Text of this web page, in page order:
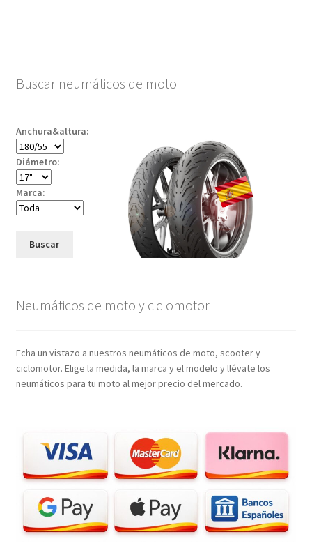
Buscar neumáticos de moto
Anchura&altura:
Diámetro:
Marca:
Buscar
Neumáticos de moto y ciclomotor
Echa un vistazo a nuestros neumáticos de moto, scooter y
ciclomotor. Elige la medida, la marca y el modelo y llévate los
neumáticos para tu moto al mejor precio del mercado.